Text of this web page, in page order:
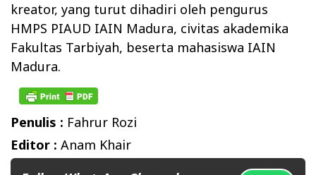
kreator, yang turut dihadiri oleh pengurus
HMPS PIAUD IAIN Madura, civitas akademika
Fakultas Tarbiyah, beserta mahasiswa IAIN
Madura.
Penulis : Fahrur Rozi
Editor : Anam Khair